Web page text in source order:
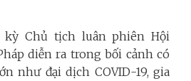
kỳ Chủ tịch luân phiên Hội
diễn ra trong bối cảnh có
như đại dịch COVID-19, gia